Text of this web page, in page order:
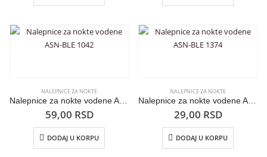
NALEPNICE ZA NOKTE
59,00 RSD
DODAJ U KORPU
NALEPNICE ZA NOKTE
29,00 RSD
DODAJ U KORPU